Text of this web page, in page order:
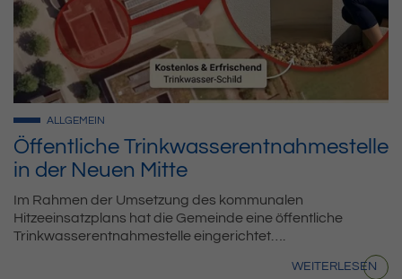
Öffentliche Trinkwasserentnahmestelle
in der Neuen Mitte
ALLGEMEIN
Im Rahmen der Umsetzung des kommunalen
Hitzeeinsatzplans hat die Gemeinde eine öffentliche
Trinkwasserentnahmestelle eingerichtet….
WEITERLESEN